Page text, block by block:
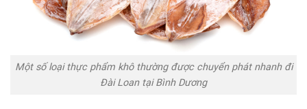
Một số loại thực phẩm khô thường được chuyển phát nhanh đi
Đài Loan tại Bình Dương